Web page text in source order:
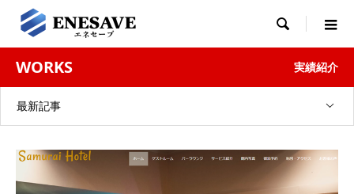

WORKS 実績紹介
最新記事